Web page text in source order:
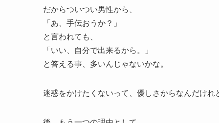
だからついつい男性から、
「あ、手伝おうか？」
と言われても、
「いい、自分で出来るから。」
と答える事、多いんじゃないかな。
迷惑をかけたくないって、優しさからなんだけれ